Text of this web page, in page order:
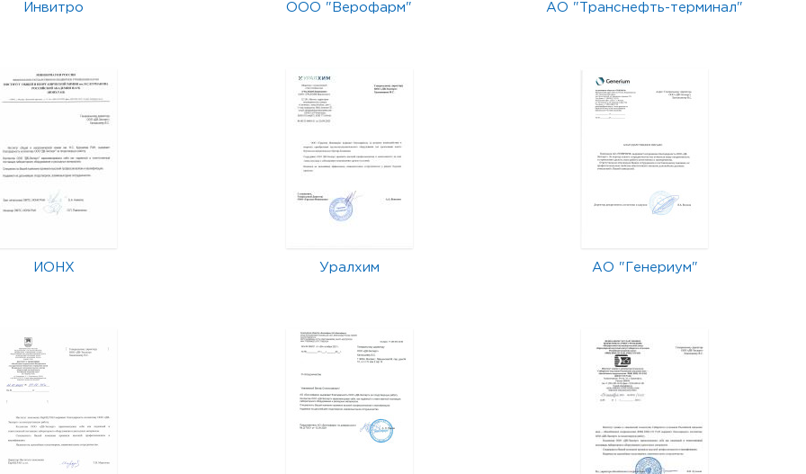
Инвитро ООО "Верофарм" АО "Транснефть-терминал"
ИОНХ Уралхим АО "Генериум"